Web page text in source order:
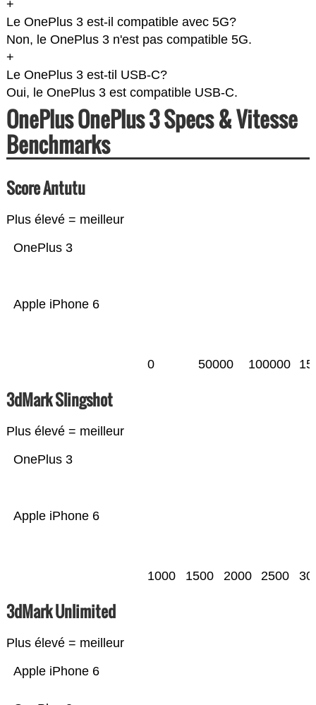
+
Le OnePlus 3 est-il compatible avec 5G?
Non, le OnePlus 3 n'est pas compatible 5G.
+
Le OnePlus 3 est-til USB-C?
Oui, le OnePlus 3 est compatible USB-C.
OnePlus OnePlus 3 Specs & Vitesse
Benchmarks
Score Antutu
Plus élevé = meilleur
Apple iPhone 6
OnePlus 3
0 50000 100000
3dMark Slingshot
Plus élevé = meilleur
Apple iPhone 6
OnePlus 3
1000 1500 2000 2500
3dMark Unlimited
Plus élevé = meilleur
Apple iPhone 6